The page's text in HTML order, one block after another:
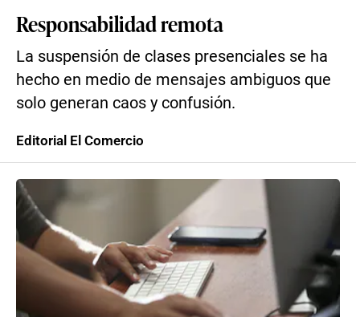
Responsabilidad remota
La suspensión de clases presenciales se ha
hecho en medio de mensajes ambiguos que
solo generan caos y confusión.
Editorial El Comercio